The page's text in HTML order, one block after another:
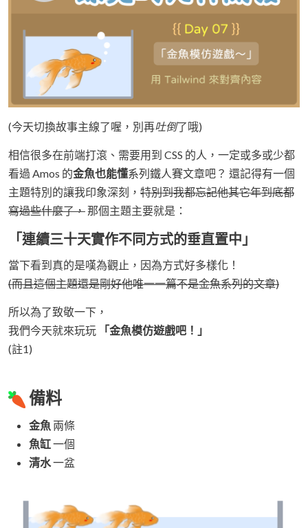
(今天切換故事主線了喔，別再吐倒了哦)
相信很多在前端打滾、需要用到 CSS 的人，一定或多或少都
看過 Amos 的金魚也能懂系列鐵人賽文章吧？ 還記得有一個
主題特別的讓我印象深刻， 特別到我都忘記他其它年到底都
寫過些什麼了，那個主題主要就是：
「連續三十天實作不同方式的垂直置中」
當下看到真的是嘆為觀止，因為方式好多樣化！
(而且這個主題還是剛好他唯一一篇不是金魚系列的文章)
所以為了致敬一下，
我們今天就來玩玩
「金魚模仿遊戲吧！」
(註1)
備料
金魚 兩條
魚缸一個
清水一盆